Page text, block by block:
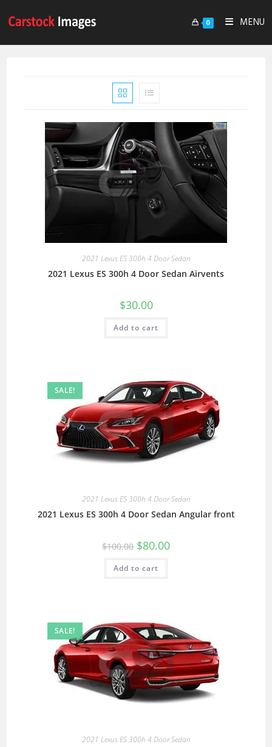
0 MENU
2021 Lexus ES 300h 4 Door Sedan
2021 Lexus ES 300h 4 Door Sedan Airvents
$30.00
Add to cart
SALE!
2021 Lexus ES 300h 4 Door Sedan
2021 Lexus ES 300h 4 Door Sedan Angular front
$100.00 $80.00
Add to cart
SALE!
2021 Lexus ES 300h 4 Door Sedan